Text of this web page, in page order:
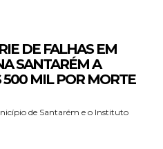
DE FALHAS EM
SANTARÉM A
MIL POR MORTE
de Santarém e o Instituto